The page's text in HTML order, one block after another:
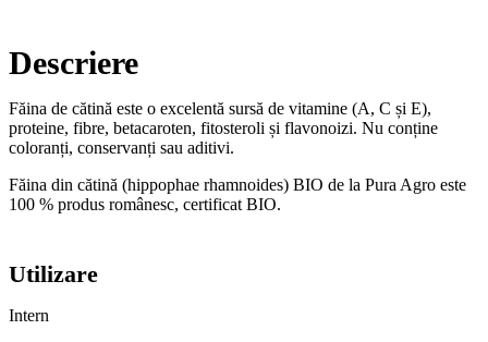
Descriere
Făina de cătină este o excelentă sursă de vitamine (A, C și E),
proteine, fibre, betacaroten, fitosteroli și flavonoizi. Nu conține
coloranți, conservanți sau aditivi.
Făina din cătină (hippophae rhamnoides) BIO de la Pura Agro este
100 % produs românesc, certificat BIO.
Utilizare
Intern